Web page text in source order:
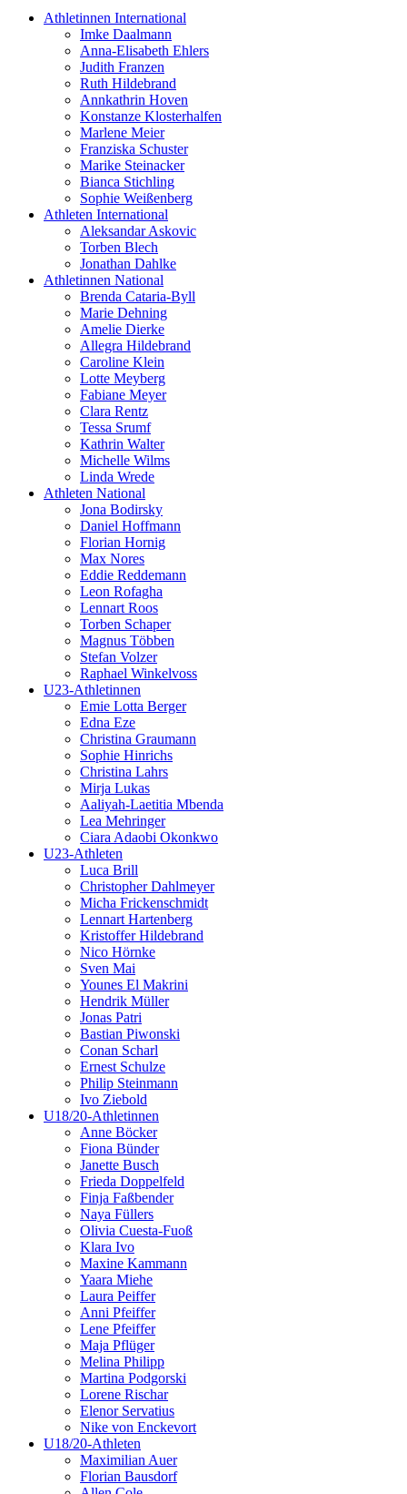
Athletinnen International
Imke Daalmann
Anna-Elisabeth Ehlers
Judith Franzen
Ruth Hildebrand
Annkathrin Hoven
Konstanze Klosterhalfen
Marlene Meier
Franziska Schuster
Marike Steinacker
Bianca Stichling
Sophie Weißenberg
Athleten International
Aleksandar Askovic
Torben Blech
Jonathan Dahlke
Athletinnen National
Brenda Cataria-Byll
Marie Dehning
Amelie Dierke
Allegra Hildebrand
Caroline Klein
Lotte Meyberg
Fabiane Meyer
Clara Rentz
Tessa Srumf
Kathrin Walter
Michelle Wilms
Linda Wrede
Athleten National
Jona Bodirsky
Daniel Hoffmann
Florian Hornig
Max Nores
Eddie Reddemann
Leon Rofagha
Lennart Roos
Torben Schaper
Magnus Többen
Stefan Volzer
Raphael Winkelvoss
U23-Athletinnen
Emie Lotta Berger
Edna Eze
Christina Graumann
Sophie Hinrichs
Christina Lahrs
Mirja Lukas
Aaliyah-Laetitia Mbenda
Lea Mehringer
Ciara Adaobi Okonkwo
U23-Athleten
Luca Brill
Christopher Dahlmeyer
Micha Frickenschmidt
Lennart Hartenberg
Kristoffer Hildebrand
Nico Hörnke
Sven Mai
Younes El Makrini
Hendrik Müller
Jonas Patri
Bastian Piwonski
Conan Scharl
Ernest Schulze
Philip Steinmann
Ivo Ziebold
U18/20-Athletinnen
Anne Böcker
Fiona Bünder
Janette Busch
Frieda Doppelfeld
Finja Faßbender
Naya Füllers
Olivia Cuesta-Fuoß
Klara Ivo
Maxine Kammann
Yaara Miehe
Laura Peiffer
Anni Pfeiffer
Lene Pfeiffer
Maja Pflüger
Melina Philipp
Martina Podgorski
Lorene Rischar
Elenor Servatius
Nike von Enckevort
U18/20-Athleten
Maximilian Auer
Florian Bausdorf